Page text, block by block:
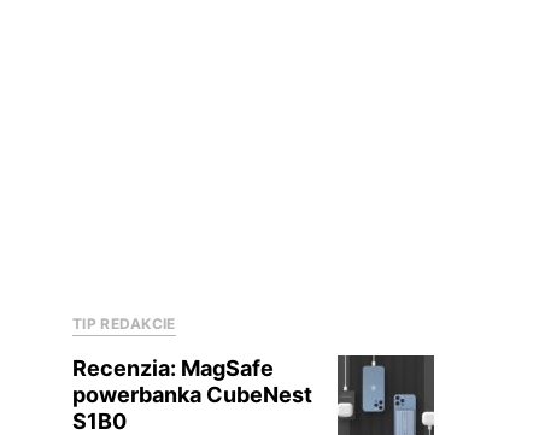
TIP REDAKCIE
Recenzia: MagSafe
powerbanka CubeNest
S1B0